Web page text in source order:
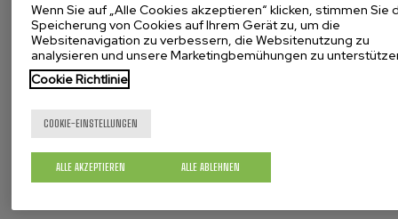
MENDIOLA
Präsentation
Geschichte
Qualität (Messtechnik, Zertifikate...)
Bei uns arbeiten
Aktuelles
Unsere Werkstücke weltweit
Corporate Video
Wenn Sie auf „Alle Cookies akzeptieren“ klicken, stimmen Sie
Speicherung von Cookies auf Ihrem Gerät zu, um die
Websitenavigation zu verbessern, die Websitenutzung zu
analysieren und unsere Marketingbemühungen zu
Cookie Richtlinie
COOKIE-EINSTELLUNGEN
ALLE ABLEHNEN
ALLE AKZEPTIEREN